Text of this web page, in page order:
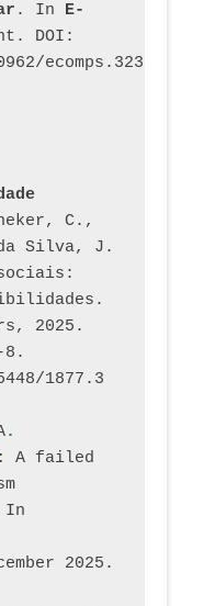
. In E-
DOI:
ecomps.3231
C.,
da Silva, J.
2025.
8.
1877.3
.
: A failed
2025.